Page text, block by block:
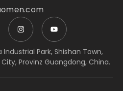
Industrial Park, Shishan Town,